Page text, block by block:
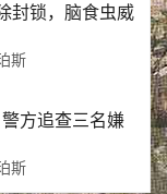
封锁，脑食虫威
斯
方追查三名嫌
斯